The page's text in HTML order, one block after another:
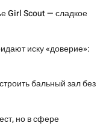
Girl Scout — сладкое
иску «доверие»:
бальный зал без
но в сфере